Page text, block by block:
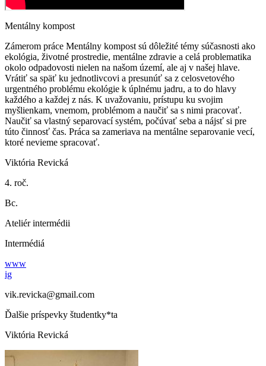
Mentálny kompost
Zámerom práce Mentálny kompost sú dôležité témy súčasnosti ako
ekológia, životné prostredie, mentálne zdravie a celá problematika
okolo odpadovosti nielen na našom území, ale aj v našej hlave.
Vrátiť sa späť ku jednotlivcovi a presunúť sa z celosvetového
urgentného problému ekológie k úplnému jadru, a to do hlavy
každého a každej z nás. K uvažovaniu, prístupu ku svojim
myšlienkam, vnemom, problémom a naučiť sa s nimi pracovať.
Naučiť sa vlastný separovací systém, počúvať seba a nájsť si pre
túto činnosť čas. Práca sa zameriava na mentálne separovanie vecí,
ktoré nevieme spracovať.
Viktória Revická
4. roč.
Bc.
Ateliér intermédii
Intermédiá
www
ig
vik.revicka@gmail.com
Ďalšie príspevky študentky*ta
Viktória Revická